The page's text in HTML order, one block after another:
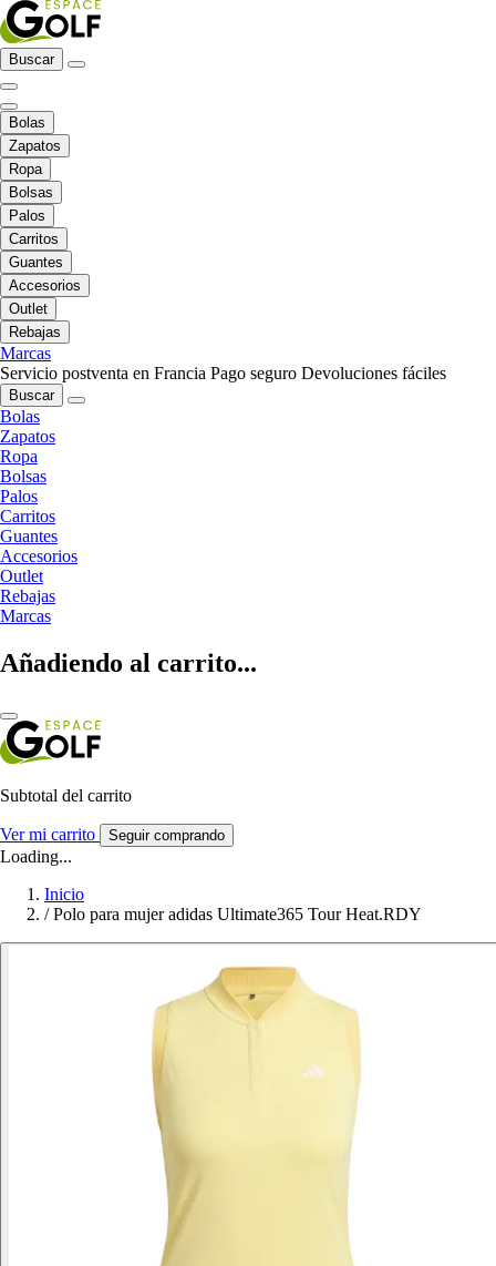
Buscar
Bolas
Zapatos
Ropa
Bolsas
Palos
Carritos
Guantes
Accesorios
Outlet
Rebajas
Marcas
Servicio postventa en Francia Pago seguro Devoluciones fáciles
Buscar
Bolas
Zapatos
Ropa
Bolsas
Palos
Carritos
Guantes
Accesorios
Outlet
Rebajas
Marcas
Añadiendo al carrito...
Subtotal del carrito
Ver mi carrito Seguir comprando
Loading...
Inicio
/ Polo para mujer adidas Ultimate365 Tour Heat.RDY